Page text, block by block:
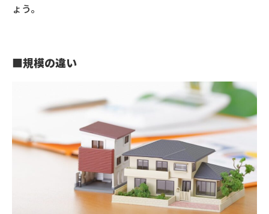
ょう。
■規模の違い